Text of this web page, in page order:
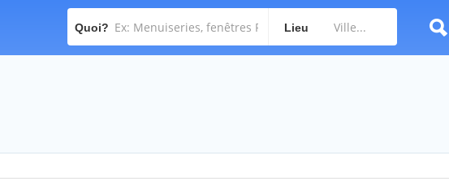
Quoi? Lieu